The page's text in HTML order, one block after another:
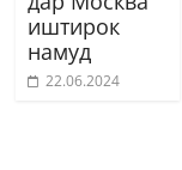
иштирок
намуд
22.06.2024